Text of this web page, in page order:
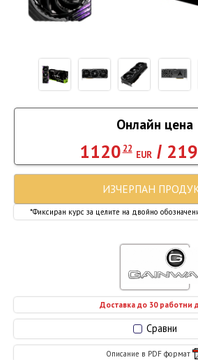
Сравни
Описание в PDF формат
Доставка до 30 работни
Онлайн цена
1120 22
EUR/
*Фиксиран курс за целите на двойно
ИЗЧЕРПАН